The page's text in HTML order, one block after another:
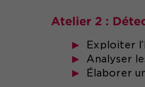
Atelier 2 :
Exploiter
Analyser
Élaborer